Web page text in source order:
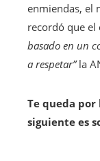
enmiendas, el
recordó que el
basado en un
a respetar”la
Te queda por
siguiente es